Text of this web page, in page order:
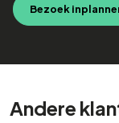
Bezoek
Andere